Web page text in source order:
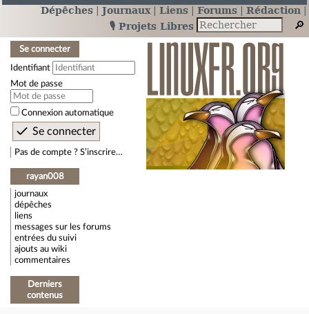
Dépêches Journaux Liens Forums
Rédaction
🎙️ Projets Libres
Se connecter
Identifiant
Mot de passe
Connexion automatique
Pas de compte ? S’inscrire…
rayan008
journaux
dépêches
liens
messages sur les forums
entrées du suivi
ajouts au wiki
commentaires
Derniers
contenus